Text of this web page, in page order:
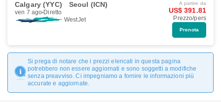
Calgary (YYC) Seoul (ICN)
ven 7 ago Diretto
WestJet
A partire da
US$ 391.81
Prezzo/pers
Prenota
Si prega di notare che i prezzi elencati in questa pagina
potrebbero non essere aggiornati e sono soggetti a modifiche
senza preavviso. Ci impegniamo a fornire le informazioni più
accurate e aggiornate.